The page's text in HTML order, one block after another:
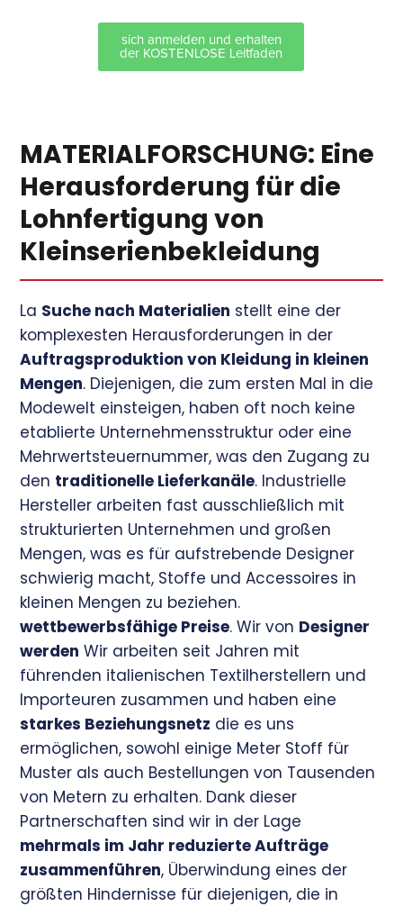
sich anmelden und erhalten
der KOSTENLOSE Leitfaden
MATERIALFORSCHUNG: Eine
Herausforderung für die
Lohnfertigung von
Kleinserienbekleidung
La Suche nach Materialien stellt eine der
komplexesten Herausforderungen in der
Auftragsproduktion von Kleidung in kleinen
Mengen. Diejenigen, die zum ersten Mal in die
Modewelt einsteigen, haben oft noch keine
etablierte Unternehmensstruktur oder eine
Mehrwertsteuernummer, was den Zugang zu
den traditionelle Lieferkanäle. Industrielle
Hersteller arbeiten fast ausschließlich mit
strukturierten Unternehmen und großen
Mengen, was es für aufstrebende Designer
schwierig macht, Stoffe und Accessoires in
kleinen Mengen zu beziehen.
wettbewerbsfähige Preise. Wir von Designer
werden Wir arbeiten seit Jahren mit
führenden italienischen Textilherstellern und
Importeuren zusammen und haben eine
starkes Beziehungsnetz die es uns
ermöglichen, sowohl einige Meter Stoff für
Muster als auch Bestellungen von Tausenden
von Metern zu erhalten. Dank dieser
Partnerschaften sind wir in der Lage
mehrmals im Jahr reduzierte Aufträge
zusammenführen, Überwindung eines der
größten Hindernisse für diejenigen, die in